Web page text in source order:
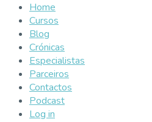
Home
Cursos
Blog
Crónicas
Especialistas
Parceiros
Contactos
Podcast
Log in